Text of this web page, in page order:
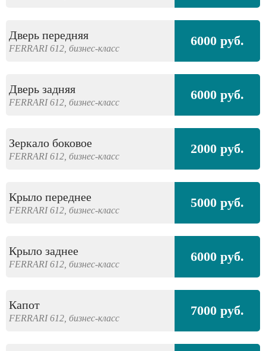
Дверь передняя
FERRARI612, бизнес-класс 6000 руб.
Дверь задняя
FERRARI612, бизнес-класс 6000 руб.
Зеркало боковое
FERRARI612, бизнес-класс 2000 руб.
Крыло переднее
FERRARI612, бизнес-класс 5000 руб.
Крыло заднее
FERRARI612, бизнес-класс 6000 руб.
Капот
FERRARI612, бизнес-класс 7000 руб.